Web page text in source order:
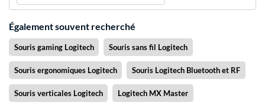
Également souvent recherché
Souris gaming Logitech Souris sans fil Logitech
Souris ergonomiques Logitech Souris Logitech Bluetooth et RF
Souris verticales Logitech Logitech MX Master